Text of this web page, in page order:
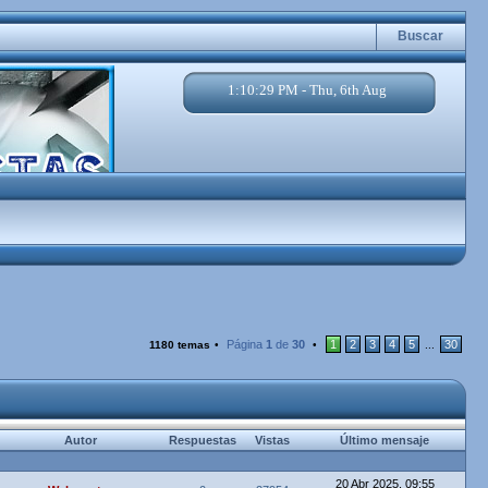
Buscar
1:10:30 PM - Thu, 6th Aug
1180 temas • Página 1 de 30 • 1 2 3 4 5 30
Autor Respuestas Vistas Último mensaje
20 Abr 2025, 09:55